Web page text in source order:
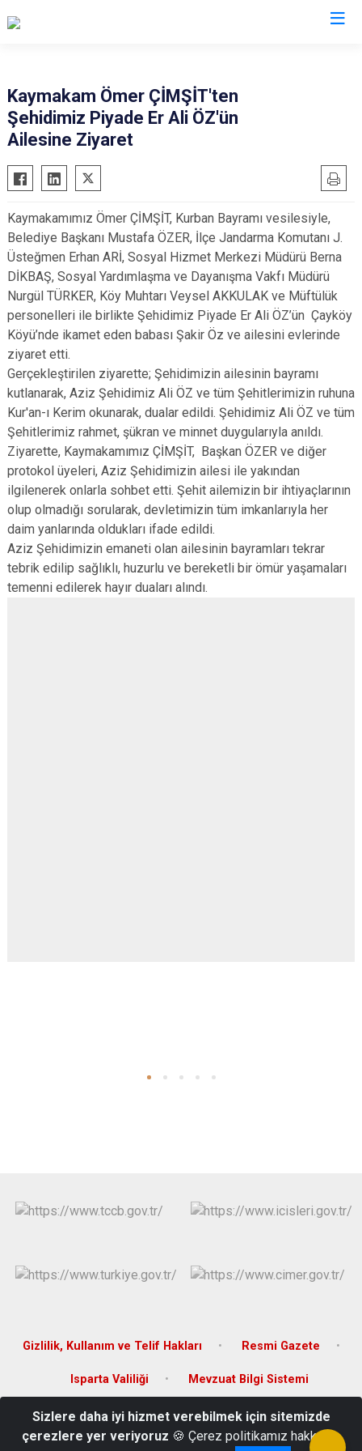
Atabey
Gelendost
Keçiborlu
Şarkikaraağaç
Senirkent
Yenişarbademli
Aksu
Kaymakam Ömer ÇİMŞİT'ten
Şehidimiz Piyade Er Ali ÖZ'ün
Ailesine Ziyaret
Kaymakamımız Ömer ÇİMŞİT, Kurban Bayramı vesilesiyle,
Belediye Başkanı Mustafa ÖZER, İlçe Jandarma Komutanı J.
Üsteğmen Erhan ARİ, Sosyal Hizmet Merkezi Müdürü Berna
DİKBAŞ, Sosyal Yardımlaşma ve Dayanışma Vakfı Müdürü
Nurgül TÜRKER, Köy Muhtarı Veysel AKKULAK ve Müftülük
personelleri ile birlikte Şehidimiz Piyade Er Ali ÖZ’ün Çayköy
Köyü’nde ikamet eden babası Şakir Öz ve ailesini evlerinde
ziyaret etti.
Gerçekleştirilen ziyarette; Şehidimizin ailesinin bayramı
kutlanarak, Aziz Şehidimiz Ali ÖZ ve tüm Şehitlerimizin ruhuna
Kur'an-ı Kerim okunarak, dualar edildi. Şehidimiz Ali ÖZ ve tüm
Şehitlerimiz rahmet, şükran ve minnet duygularıyla anıldı.
Ziyarette, Kaymakamımız ÇİMŞİT, Başkan ÖZER ve diğer
protokol üyeleri, Aziz Şehidimizin ailesi ile yakından
ilgilenerek onlarla sohbet etti. Şehit ailemizin bir ihtiyaçlarının
olup olmadığı sorularak, devletimizin tüm imkanlarıyla her
daim yanlarında oldukları ifade edildi.
Aziz Şehidimizin emaneti olan ailesinin bayramları tekrar
tebrik edilip sağlıklı, huzurlu ve bereketli bir ömür yaşamaları
temenni edilerek hayır duaları alındı.
Gizlilik, Kullanım ve Telif Hakları Resmi Gazete
Isparta Valiliği Mevzuat Bilgi Sistemi
Cami Mah. Hükümet Konağı 32500 Eğirdir/ISPARTA
02463114114
Sizlere daha iyi hizmet verebilmek için sitemizde
çerezlere yer veriyoruz 🍪 Çerez politikamız hakkında